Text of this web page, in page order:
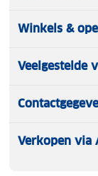
Winkels &
Veelgestelde
Verkopen via